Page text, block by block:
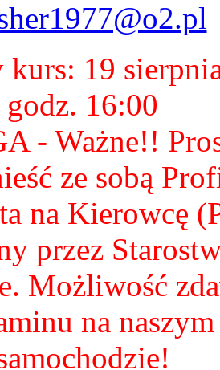
kurs: 19
godz. 16:00
- Ważne!!
ze sobą
na Kierowcę
przez
Możliwość
na naszym